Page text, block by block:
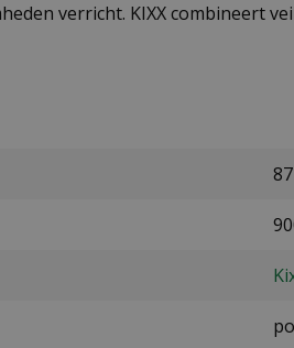
verricht. KIXX combineert